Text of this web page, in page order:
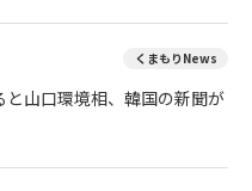
くまもりNews
山口環境相、韓国の新聞が